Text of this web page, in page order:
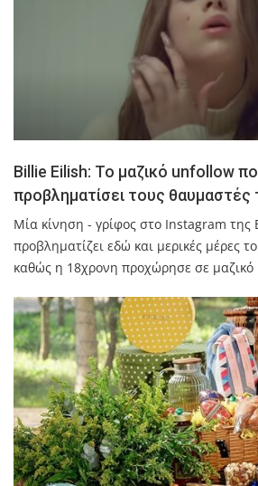
Billie Eilish: Το μαζικό unfollow
προβληματίσει τους θαυμαστές
Μία κίνηση - γρίφος στο Instagram της
προβληματίζει εδώ και μερικές μέρες
καθώς η 18χρονη προχώρησε σε